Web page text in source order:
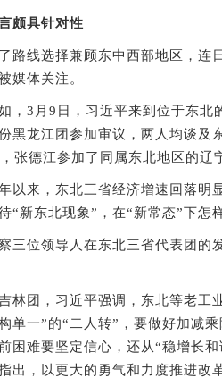
颇具针对性
线选择兼顾东中西部地区，连
媒体关注。
3月9日，习近平来到位于东北
黑龙江团参加审议，两人均谈及
张德江参加了同属东北地区的辽
来，东北三省经济增速回落明显
“新东北现象”，在“新常态”下怎
位领导人在东北三省代表团的
团，习近平强调，东北等老工
单一”的“二人转”，要做好加减
困难要坚定信心，还从“稳增长
出，以更大的勇气和力度推进改